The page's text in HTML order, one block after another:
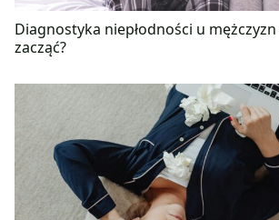
Diagnostyka niepłodności u
zacząć?